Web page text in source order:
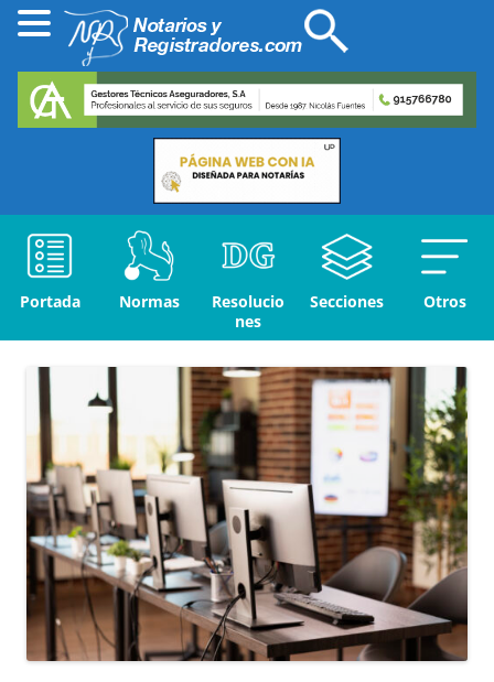
Portada Normas
Resolucio
nes
Secciones Otros